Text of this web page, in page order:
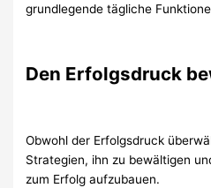
grundlegende tägliche
Den Erfolgsdruck
Obwohl der Erfolgsdruck
Strategien, ihn zu bewältigen
zum Erfolg aufzubauen.